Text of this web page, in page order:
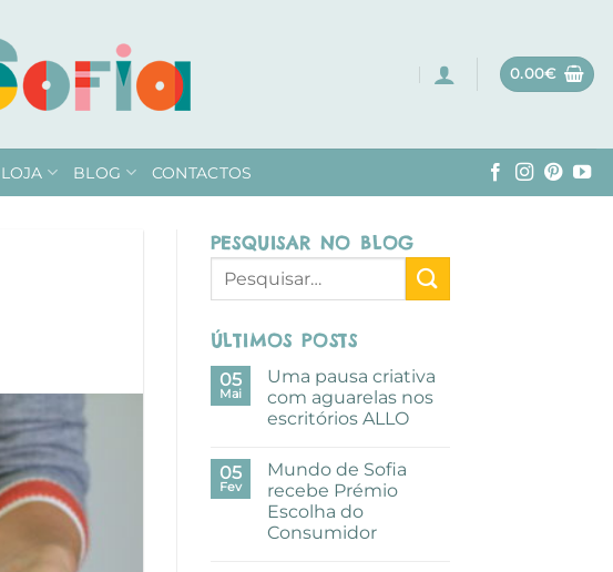
0.00€
LOJA BLOG CONTACTOS
PESQUISAR NO BLOG
ÚLTIMOS POSTS
05
Mai
Uma pausa criativa
com aguarelas nos
escritórios ALLO
em
Uma
pausa
criativa
com
aguarelas
05
Fev
Mundo de Sofia
recebe Prémio
Escolha do
Consumidor